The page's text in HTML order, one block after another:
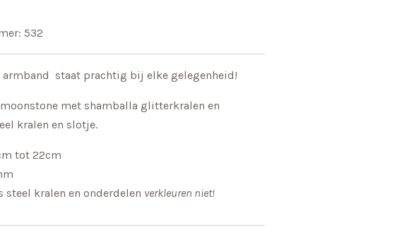
532
armband staat prachtig bij elke gelegenheid!
met shamballa glitterkralen en
kralen en slotje.
tot 22cm
steel kralen en onderdelen verkleuren niet!